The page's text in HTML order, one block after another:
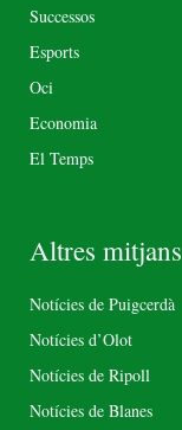
Successos
Esports
Oci
Economia
El Temps
Altres mitjans
Notícies de Puigcerdà
Notícies d’Olot
Notícies de Ripoll
Notícies de Blanes